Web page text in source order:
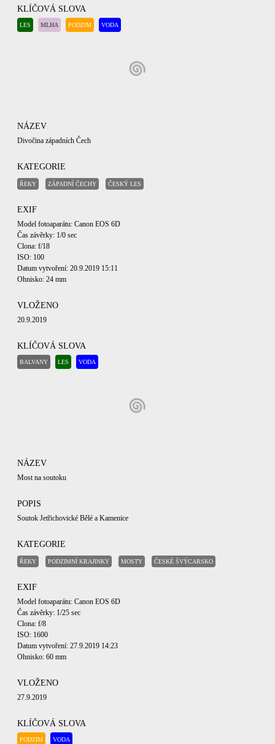
KLÍČOVÁ SLOVA
LES MLHA PODZIM VODA
NÁZEV
Divočina západních Čech
KATEGORIE
ŘEKY ZÁPADNÍ ČECHY ČESKÝ LES
EXIF
Model fotoaparátu: Canon EOS 6D
Čas závěrky: 1/0 sec
Clona: f/18
ISO: 100
Datum vytvoření: 20.9.2019 15:11
Ohnisko: 24 mm
VLOŽENO
20.9.2019
KLÍČOVÁ SLOVA
BALVANY LES VODA
NÁZEV
Most na soutoku
POPIS
Soutok Jetřichovické Bělé a Kamenice
KATEGORIE
ŘEKY PODZIMNÍ KRAJINKY MOSTY ČESKÉ ŠVÝCARSKO
EXIF
Model fotoaparátu: Canon EOS 6D
Čas závěrky: 1/25 sec
Clona: f/8
ISO: 1600
Datum vytvoření: 27.9.2019 14:23
Ohnisko: 60 mm
VLOŽENO
27.9.2019
KLÍČOVÁ SLOVA
PODZIM VODA